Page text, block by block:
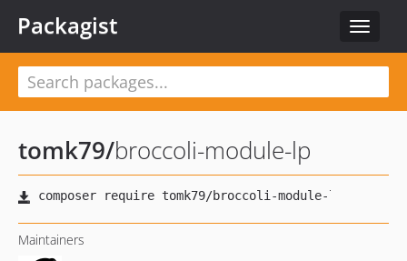
Toggle
Packagist
tomk79/broccoli-module-lp
Maintainers